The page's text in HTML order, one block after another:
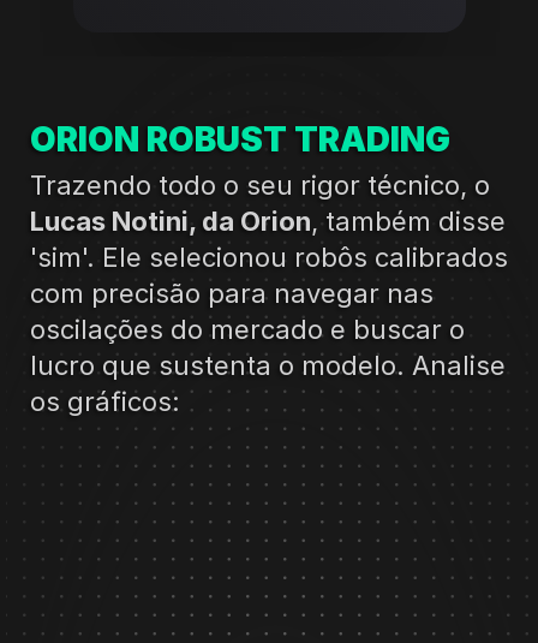
ORION ROBUST TRADING
Lucas Notini, da Orion, também disse
'sim'. Ele selecionou robôs calibrados
com precisão para navegar nas
oscilações do mercado e buscar o
lucro que sustenta o modelo. Analise
os gráficos: